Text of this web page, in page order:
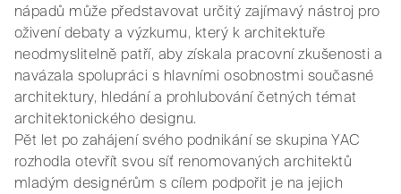
nápadů může představovat určitý zajímavý nástroj pro
oživení debaty a výzkumu, který k architektuře
neodmyslitelně patří, aby získala pracovní zkušenosti a
navázala spolupráci s hlavními osobnostmi současné
architektury, hledání a prohlubování četných témat
architektonického designu.
Pět let po zahájení svého podnikání se skupina YAC
rozhodla otevřít svou síť renomovaných architektů
mladým designérům s cílem podpořit je na jejich